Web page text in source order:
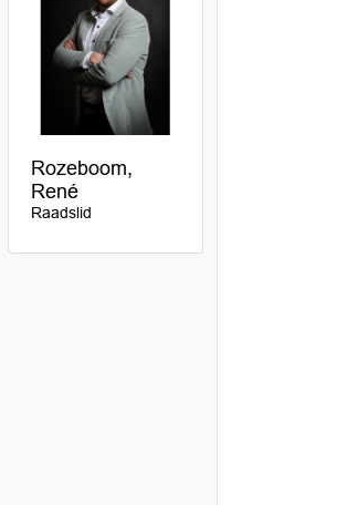
Rozeboom,
René
Raadslid